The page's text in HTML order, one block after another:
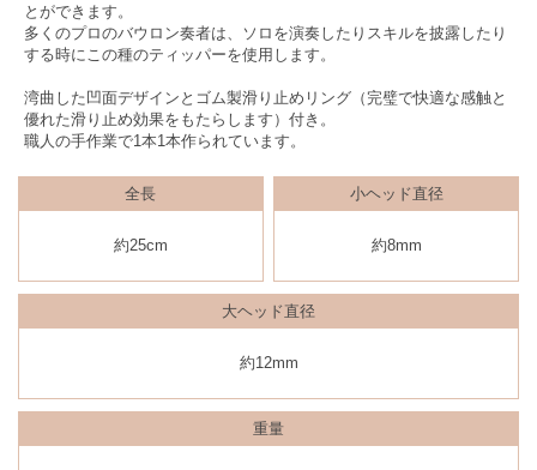
とができます。
多くのプロのバウロン奏者は、ソロを演奏したりスキルを披露したり
する時にこの種のティッパーを使用します。
湾曲した凹面デザインとゴム製滑り止めリング（完璧で快適な感触と
優れた滑り止め効果をもたらします）付き。
職人の手作業で1本1本作られています。
全長
約25cm
小ヘッド直径
約8mm
大ヘッド直径
約12mm
重量